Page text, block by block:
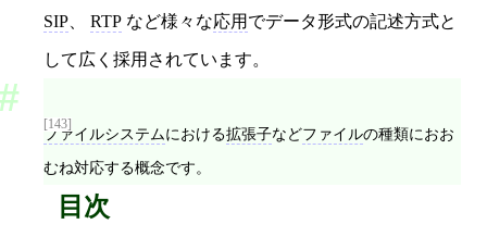
SIP RTP など様々な応用 でデータ形式の記述方式と
して広く採用されています。
[143]
ファイルシステムにおける拡張子などファイルの種類におお
むね対応する概念です。
目次